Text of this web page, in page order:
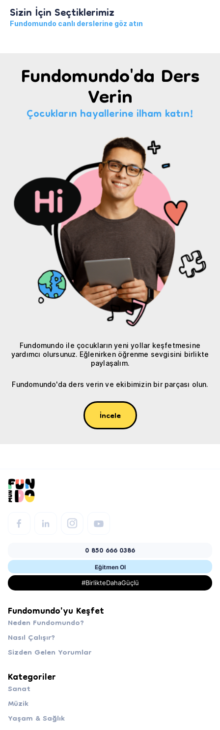
Sizin İçin Seçtiklerimiz
Fundomundo canlı derslerine göz atın
Fundomundo'da Ders
Verin
Çocukların hayallerine ilham katın!
Fundomundo ile çocukların yeni yollar keşfetmesine
yardımcı olursunuz. Eğlenirken öğrenme sevgisini birlikte
paylaşalım.
Fundomundo'da ders verin ve ekibimizin bir parçası olun.
İncele
0 850 666 0386
Eğitmen Ol
#BirlikteDahaGüçlü
Fundomundo'yu Keşfet
Neden Fundomundo?
Nasıl Çalışır?
Sizden Gelen Yorumlar
Kategoriler
Sanat
Müzik
Yaşam & Sağlık